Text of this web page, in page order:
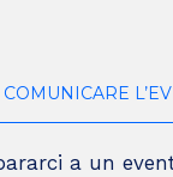
a un